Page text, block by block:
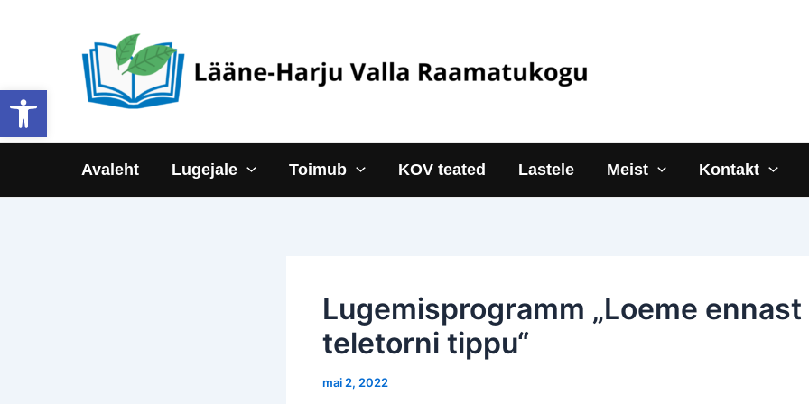
Open toolbar
Avaleht Lugejale Toimub KOV teated Lastele Meist Kontakt
Lugemisprogramm „Loeme ennast
teletorni tippu“
mai 2, 2022